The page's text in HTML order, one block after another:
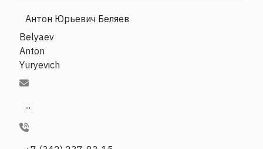
Антон Юрьевич Беляев
Belyaev
Anton
Yuryevich
...